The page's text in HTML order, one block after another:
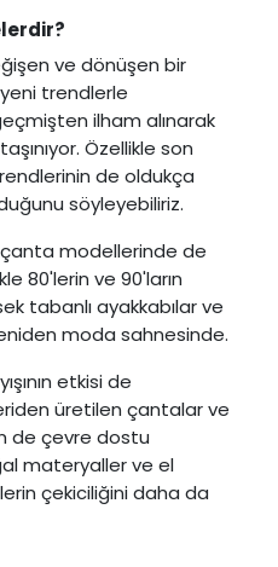
ve dönüşen bir
trendlerle
ilham alınarak
Özellikle son
de oldukça
söyleyebiliriz.
modellerinde de
80'lerin ve 90'ların
tabanlı ayakkabılar ve
moda sahnesinde.
etkisi de
üretilen çantalar ve
de çevre dostu
materyaller ve el
çekiciliğini daha da